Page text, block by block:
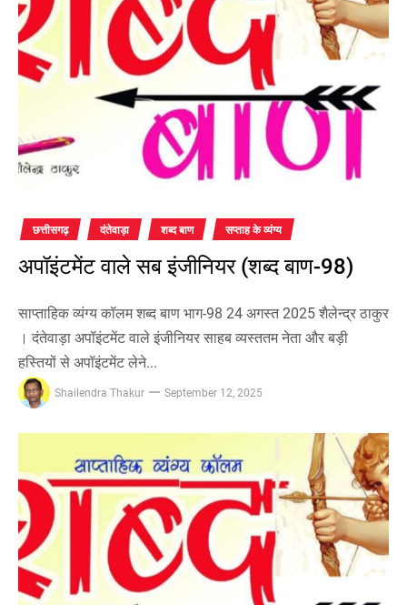
छत्तीसगढ़ दंतेवाड़ा शब्द बाण सप्ताह के व्यंग्य
अपॉइंटमेंट वाले सब इंजीनियर (शब्द बाण-98)
साप्ताहिक व्यंग्य कॉलम शब्द बाण भाग-98 24 अगस्त 2025 शैलेन्द्र ठाकुर
। दंतेवाड़ा अपॉइंटमेंट वाले इंजीनियर साहब व्यस्ततम नेता और बड़ी
हस्तियों से अपॉइंटमेंट लेने...
Shailendra Thakur September 12, 2025